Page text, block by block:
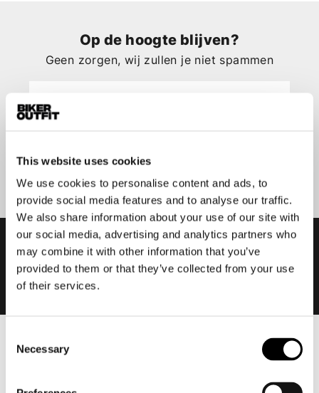
This website uses cookies
We use cookies to personalise content and ads, to
provide social media features and to analyse our traffic.
We also share information about your use of our site with
our social media, advertising and analytics partners who
may combine it with other information that you’ve
provided to them or that they’ve collected from your use
of their services.
Selection
Necessary
Op de hoogte blijven?
Geen zorgen, wij zullen je niet spammen
Aanmelden
Heren
Motorjas heren